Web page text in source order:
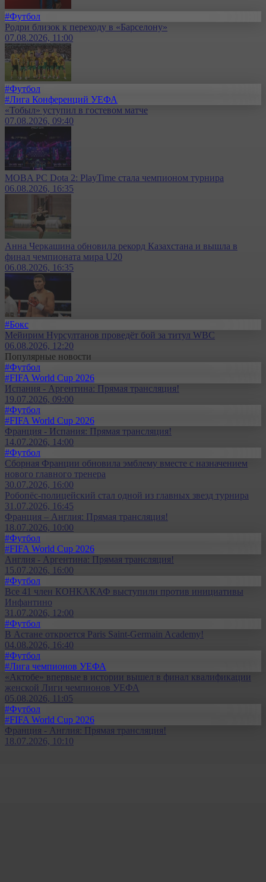
#Футбол
Родри близок к переходу в «Барселону»
07.08.2026, 11:00
#Футбол
#Лига Конференций УЕФА
«Тобыл» уступил в гостевом матче
07.08.2026, 09:40
MOBA PC Dota 2: PlayTime стала чемпионом турнира
06.08.2026, 16:35
Анна Черкашина обновила рекорд Казахстана и вышла в
финал чемпионата мира U20
06.08.2026, 16:35
#Бокс
Мейирим Нурсултанов проведёт бой за титул WBC
06.08.2026, 12:20
Популярные новости
#Футбол
#FIFA World Cup 2026
Испания - Аргентина: Прямая трансляция!
19.07.2026, 09:00
#Футбол
#FIFA World Cup 2026
Франция - Испания: Прямая трансляция!
14.07.2026, 14:00
#Футбол
Сборная Франции обновила эмблему вместе с назначением
нового главного тренера
30.07.2026, 16:00
Робопёс-полицейский стал одной из главных звезд турнира
31.07.2026, 16:45
Франция – Англия: Прямая трансляция!
18.07.2026, 10:00
#Футбол
#FIFA World Cup 2026
Англия - Аргентина: Прямая трансляция!
15.07.2026, 16:00
#Футбол
Все 41 член КОНКАКАФ выступили против инициативы
Инфантино
31.07.2026, 12:00
#Футбол
В Астане откроется Paris Saint-Germain Academy!
04.08.2026, 16:40
#Футбол
#Лига чемпионов УЕФА
«Актобе» впервые в истории вышел в финал квалификации
женской Лиги чемпионов УЕФА
05.08.2026, 11:05
#Футбол
#FIFA World Cup 2026
Франция - Англия: Прямая трансляция!
18.07.2026, 10:10